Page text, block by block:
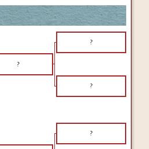
?
?
?
?